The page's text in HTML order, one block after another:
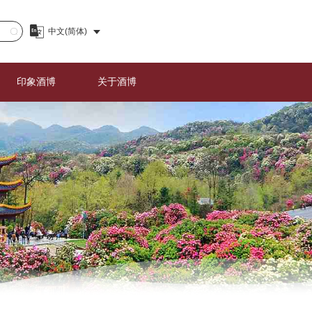
印象酒博
图片直播
精彩视频
关于酒博
酒博概况
举办机构
下载中心